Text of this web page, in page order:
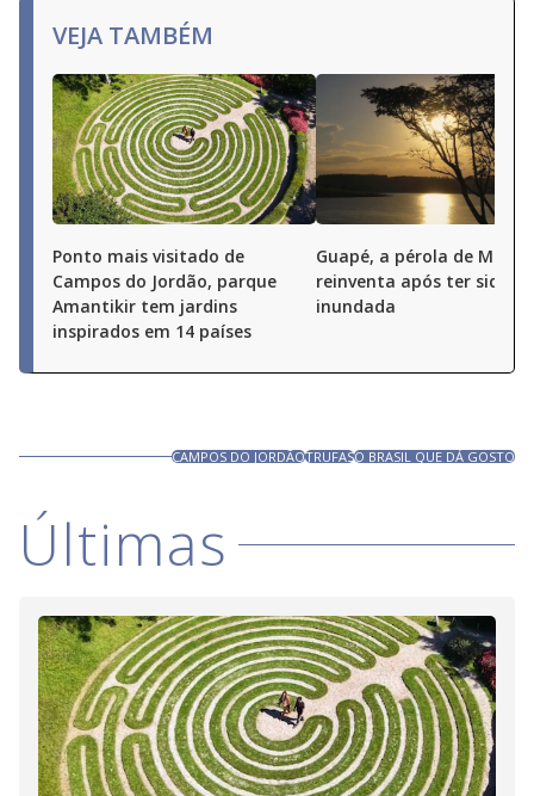
VEJA TAMBÉM
Ponto mais visitado de
Campos do Jordão, parque
Amantikir tem jardins
inspirados em 14 países
Guapé, a pérola de
reinventa após ter sido
inundada
CAMPOS DO JORDÃOTRUFASO BRASIL QUE DÁ GOSTO
Últimas